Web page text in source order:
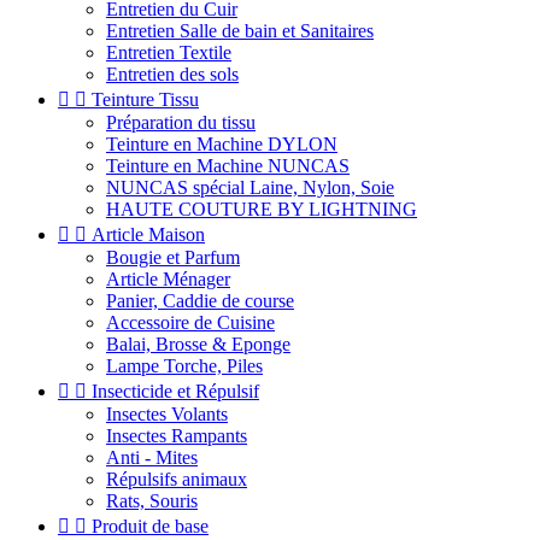
Entretien du Cuir
Entretien Salle de bain et Sanitaires
Entretien Textile
Entretien des sols
  Teinture Tissu
Préparation du tissu
Teinture en Machine DYLON
Teinture en Machine NUNCAS
NUNCAS spécial Laine, Nylon, Soie
HAUTE COUTURE BY LIGHTNING
  Article Maison
Bougie et Parfum
Article Ménager
Panier, Caddie de course
Accessoire de Cuisine
Balai, Brosse & Eponge
Lampe Torche, Piles
  Insecticide et Répulsif
Insectes Volants
Insectes Rampants
Anti - Mites
Répulsifs animaux
Rats, Souris
  Produit de base